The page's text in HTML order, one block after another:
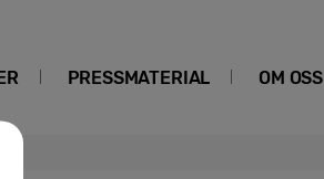
PRESSMATERIAL OM OSS